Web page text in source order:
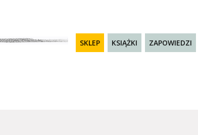
SKLEP KSIĄŻKI ZAPOWIEDZI